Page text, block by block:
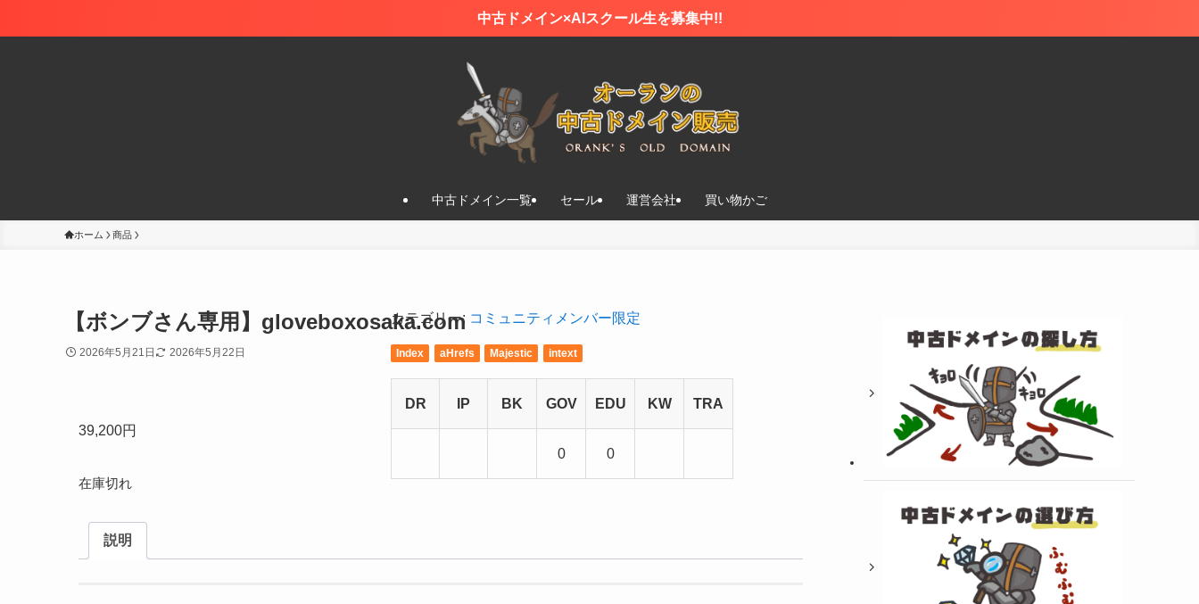
中古ドメイン×AIスクール生を募集中!!
中古ドメイン一覧 セール 運営会社 買い物かご
ホーム 商品
【ボンブさん専用】gloveboxosaka.com
2026年5月21日 2026年5月22日
39,200円
在庫切れ
カテゴリー: コミュニティメンバー限定
Index aHrefs Majestic intext
DR IP BK GOV EDU KW TRA
0 0
説明